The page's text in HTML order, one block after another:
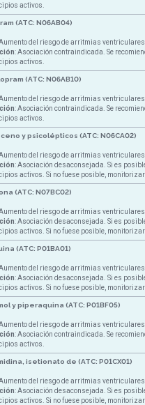
activos.
(ATC: N06AB04)
del riesgo de arritmias ventriculares.
: Asociación contraindicada. Se
activos.
(ATC: N06AB10)
del riesgo de arritmias ventriculares.
: Asociación contraindicada. Se
activos.
y psicolépticos (ATC: N06CA02)
del riesgo de arritmias ventriculares.
: Asociación desaconsejada. Si es
activos. Si no fuese posible, monitorizar
(ATC: N07BC02)
del riesgo de arritmias ventriculares.
: Asociación desaconsejada. Si es
activos. Si no fuese posible, monitorizar
(ATC: P01BA01)
del riesgo de arritmias ventriculares.
: Asociación desaconsejada. Si es
activos. Si no fuese posible, monitorizar
y piperaquina (ATC: P01BF05)
del riesgo de arritmias ventriculares.
: Asociación contraindicada. Se
activos.
isetionato de (ATC: P01CX01)
del riesgo de arritmias ventriculares.
: Asociación desaconsejada. Si es
activos. Si no fuese posible, monitorizar